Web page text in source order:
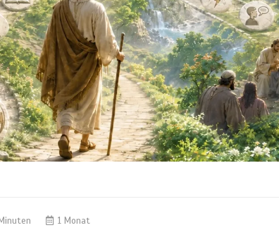
1 Monat